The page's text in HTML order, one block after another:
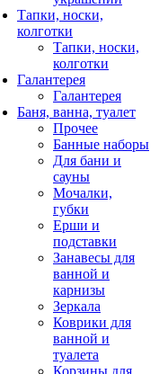
Тапки, носки,
колготки
Тапки, носки,
колготки
Галантерея
Галантерея
Баня, ванна, туалет
Прочее
Банные наборы
Для бани и
сауны
Мочалки,
губки
Ерши и
подставки
Занавесы для
ванной и
карнизы
Зеркала
Коврики для
ванной и
туалета
Корзины для